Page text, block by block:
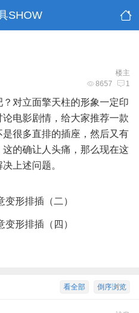
SHOW
楼主
8657 1
对立面擎天柱的形象一定印
电影剧情，给大家推荐一款
很多直排的插座，然后又有
的确让人头痛，那么现在这
上述问题。
倒序浏览
看全部